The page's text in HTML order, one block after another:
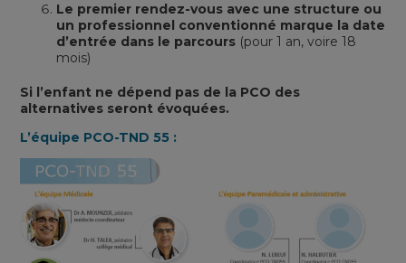
Le premier rendez-vous avec une structure ou
un professionnel conventionné marque la date
d’entrée dans le parcours (pour 1 an, voire 18
mois)
Si l’enfant ne dépend pas de la PCO des
alternatives seront évoquées.
L’équipe PCO-TND 55 :